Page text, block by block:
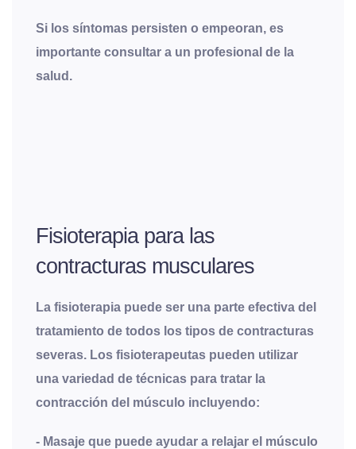
Si los síntomas persisten o empeoran, es
importante consultar a un profesional de la
salud.
Fisioterapia para las
contracturas musculares
La fisioterapia puede ser una parte efectiva del
tratamiento de todos los tipos de contracturas
severas. Los fisioterapeutas pueden utilizar
una variedad de técnicas para tratar la
contracción del músculo incluyendo:
- Masaje que puede ayudar a relajar el músculo